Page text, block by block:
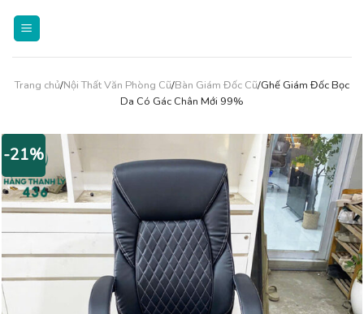
Trang chủ/Nội Thất Văn Phòng Cũ/Bàn Giám Đốc Cũ/Ghế Giám Đốc Bọc
Da Có Gác Chân Mới 99%
-21%